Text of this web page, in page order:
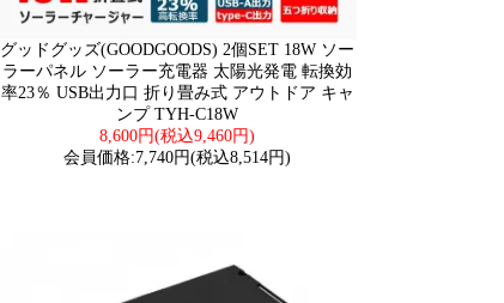
グッドグッズ(GOODGOODS) 2個SET 18W ソー
ラーパネル ソーラー充電器 太陽光発電 転換効
率23％ USB出力口 折り畳み式 アウトドア キャ
ンプ TYH-C18W
8,600円(税込9,460円)
会員価格:7,740円(税込8,514円)